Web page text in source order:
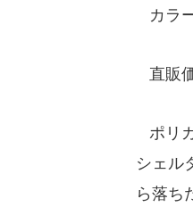
カラ
直販
ポリ
シェル
ら落ち